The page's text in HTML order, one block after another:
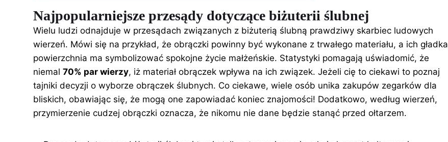
Najpopularniejsze przesądy dotyczące biżuterii ślubnej
Wielu ludzi odnajduje w przesądach związanych z biżuterią ślubną prawdziwy skarbiec ludowych
wierzeń. Mówi się na przykład, że obrączki powinny być wykonane z trwałego materiału, a ich gładka
powierzchnia ma symbolizować spokojne życie małżeńskie. Statystyki pomagają uświadomić, że
niemal 70% par wierzy, iż materiał obrączek wpływa na ich związek. Jeżeli cię to ciekawi to poznaj
tajniki decyzji o wyborze obrączek ślubnych. Co ciekawe, wiele osób unika zakupów zegarków dla
bliskich, obawiając się, że mogą one zapowiadać koniec znajomości! Dodatkowo, według wierzeń,
przymierzenie cudzej obrączki oznacza, że nikomu nie dane będzie stanąć przed ołtarzem.